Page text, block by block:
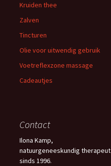
Kruiden thee
Zalven
Tincturen
Olie voor uitwendig gebruik
Voetreflexzone massage
Cadeautjes
Contact
Ilona Kamp,
natuurgeneeskundig therapeut
sinds 1996.